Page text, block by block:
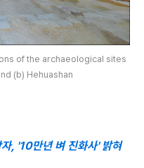
of the archaeological sites
(b) Hehuashan
, '10만년 벼 진화사' 밝혀